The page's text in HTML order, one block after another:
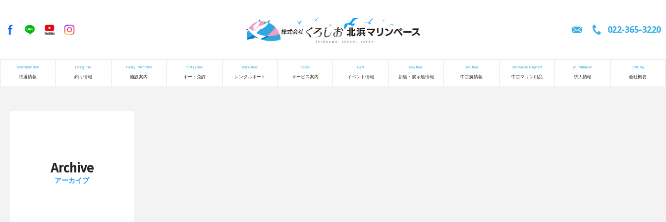
022-365-3220
Recommendation
特選情報
Fishing Info.
釣り情報
Facility Information
施設案内
Boat License
ボート免許
Rental Boat
レンタルボート
Service
サービス案内
Event
イベント情報
New Boat
新艇・展示艇情報
Used Boat
中古艇情報
Used Marine Equipment
中古マリン用品
Job Information
求人情報
Company
会社概要
Archive
アーカイブ